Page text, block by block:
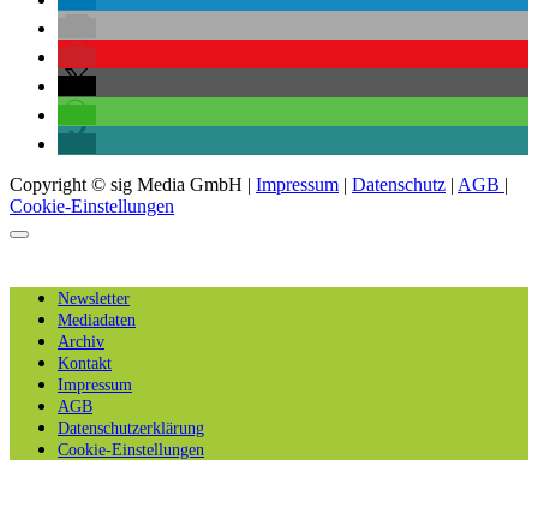
Copyright © sig Media GmbH | Impressum | Datenschutz | AGB |
Cookie-Einstellungen
Newsletter
Mediadaten
Archiv
Kontakt
Impressum
AGB
Datenschutzerklärung
Cookie-Einstellungen